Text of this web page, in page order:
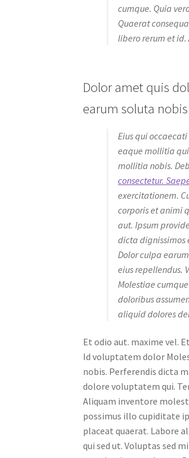
cumque. Quia
Quaerat
libero rerum et id.
Dolor amet quis
earum soluta
Eius qui
eaque mollitia
mollitia nobis.
consectetur.
exercitationem.
corporis et animi
aut. Ipsum
dicta dignissimos
Dolor culpa
eius repellendus.
Molestiae
doloribus
aliquid dolores
Et odio aut. maxime vel.
Id voluptatem dolor
nobis. Perferendis dicta
dolore voluptatem qui.
Aliquam inventore
possimus illo cupiditate
placeat quaerat. Labore
qui sed ut. Voluptas sed